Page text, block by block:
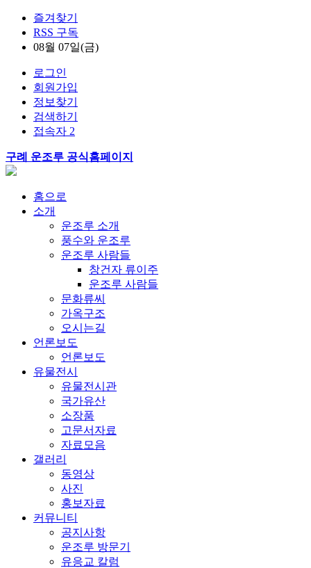
즐겨찾기
RSS 구독
08월 07일(금)
로그인
회원가입
정보찾기
검색하기
접속자 2
구례 운조루 공식홈페이지
홈으로
소개
운조루 소개
풍수와 운조루
운조루 사람들
창건자 류이주
운조루 사람들
문화류씨
가옥구조
오시는길
언론보도
언론보도
유물전시
유물전시관
국가유산
소장품
고문서자료
자료모음
갤러리
동영상
사진
홍보자료
커뮤니티
공지사항
운조루 방문기
유응교 칼럼